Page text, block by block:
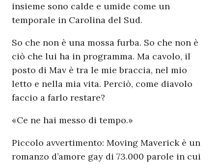
insieme sono calde e umide come un
temporale in Carolina del Sud.
So che non è una mossa furba. So che non è
ciò che lui ha in programma. Ma cavolo, il
posto di Mav è tra le mie braccia, nel mio
letto e nella mia vita. Perciò, come diavolo
faccio a farlo restare?
«Ce ne hai messo di tempo.»
Piccolo avvertimento: Moving Maverick è un
romanzo d’amore gay di 73.000 parole in cui